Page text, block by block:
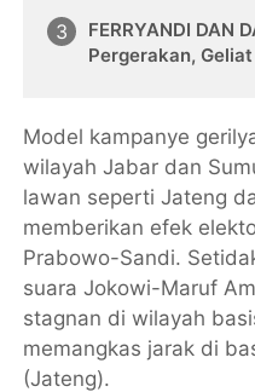
FERRYANDI DAN
Pergerakan,
Model kampanye
wilayah Jabar dan
lawan seperti Jateng
memberikan efek
Prabowo-Sandi.
suara Jokowi-Maruf
stagnan di wilayah
memangkas jarak di
(Jateng).